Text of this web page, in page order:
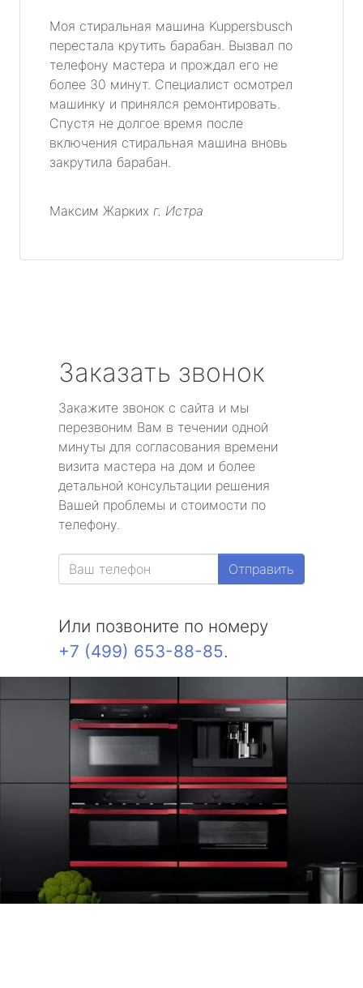
Моя стиральная машина Kuppersbusch
перестала крутить барабан. Вызвал по
телефону мастера и прождал его не
более 30 минут. Специалист осмотрел
машинку и принялся ремонтировать.
Спустя не долгое время после
включения стиральная машина вновь
закрутила барабан.
Максим Жарких г. Истра
Заказать звонок
Закажите звонок с сайта и мы
перезвоним Вам в течении одной
минуты для согласования времени
визита мастера на дом и более
детальной консультации решения
Вашей проблемы и стоимости по
телефону.
Отправить
Или позвоните по номеру
+7 (499) 653-88-85.